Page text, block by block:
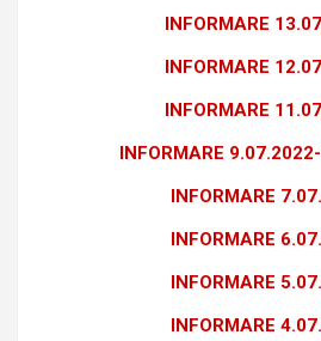
INFORMARE
INFORMARE
INFORMARE
INFORMARE
INFORMARE
INFORMARE
INFORMARE
INFORMARE